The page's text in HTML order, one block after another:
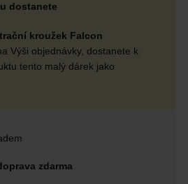
dostanete
kroužek Falcon
Výši objednávky, dostanete k
tento malý dárek jako
zdarma